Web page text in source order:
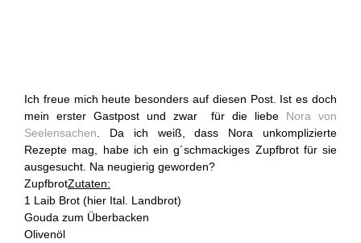
Ich freue mich heute besonders auf diesen Post. Ist es doch
mein erster Gastpost und zwar für die liebe Nora von
Seelensachen . Da ich weiß, dass Nora unkomplizierte
Rezepte mag, habe ich ein g´schmackiges Zupfbrot für sie
ausgesucht. Na neugierig geworden?
ZupfbrotZutaten:
1 Laib Brot (hier Ital. Landbrot)
Gouda zum Überbacken
Olivenöl